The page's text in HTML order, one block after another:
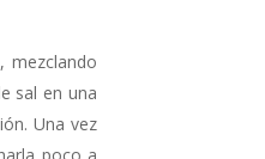
mezclando
sal en una
Una vez